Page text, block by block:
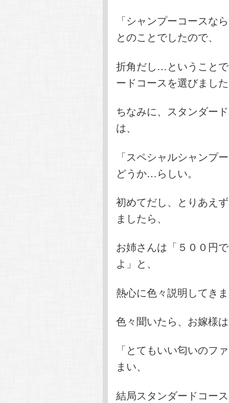
「シャンプーコースな
とのことでしたので、
折角だし…ということ
ードコースを選びまし
ちなみに、スタンダー
は、
「スペシャルシャンプ
どうか…らしい。
初めてだし、とりあえ
ましたら、
お姉さんは「５００円
よ」と、
熱心に色々説明してき
色々聞いたら、お嫁様
「とてもいい匂いのフ
まい、
結局スタンダードコー